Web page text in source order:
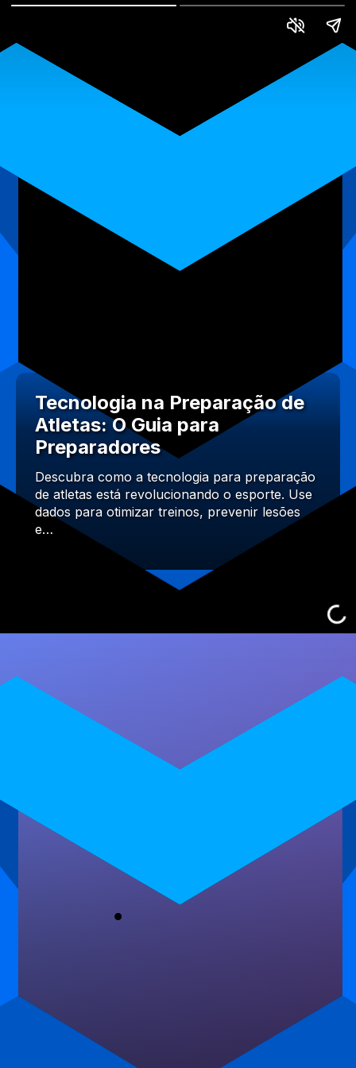
Tecnologia na Preparação de
Atletas: O Guia para
Preparadores
Descubra como a tecnologia para preparação
de atletas está revolucionando o esporte. Use
dados para otimizar treinos, prevenir lesões
e…